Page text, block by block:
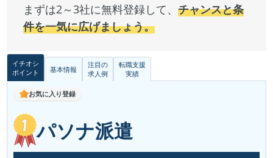
まずは2～3社に無料登録して、チャンスと条
件を一気に広げましょう。
イチオシ
ポイント
基本情報
注目の
求人例
転職支援
実績
お気に入り登録
パソナ派遣